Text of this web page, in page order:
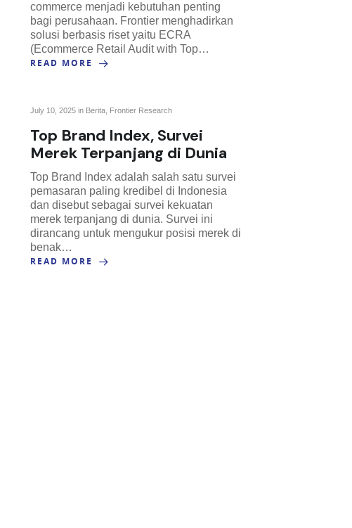
commerce menjadi kebutuhan penting
bagi perusahaan. Frontier menghadirkan
solusi berbasis riset yaitu ECRA
(Ecommerce Retail Audit with Top…
READ MORE
July 10, 2025 in Berita Frontier Research
Top Brand Index, Survei
Merek Terpanjang di Dunia
Top Brand Index adalah salah satu survei
pemasaran paling kredibel di Indonesia
dan disebut sebagai survei kekuatan
merek terpanjang di dunia. Survei ini
dirancang untuk mengukur posisi merek di
benak…
READ MORE